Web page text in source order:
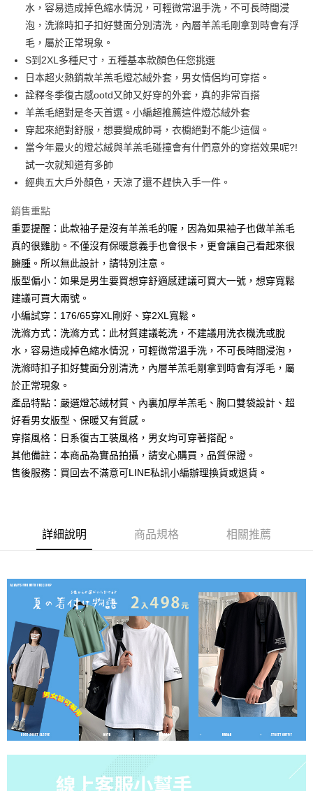
每筆NT$80，滿NT$1,000(含以上)免運費
付款後全家取貨
每筆NT$80，滿NT$1,000(含以上)免運費
7-11取貨付款
每筆NT$80，滿NT$1,000(含以上)免運費
付款後7-11取貨
每筆NT$80，滿NT$1,000(含以上)免運費
每筆NT$150，滿NT$3,000(含以上)免運費
外島郵寄
每筆NT$150
水，容易造成掉色縮水情況，可輕微常溫手洗，不可長時間浸
泡，洗滌時扣子扣好雙面分別清洗，內層羊羔毛剛拿到時會有浮
毛，屬於正常現象。
S到2XL多種尺寸，五種基本款顏色任您挑選
日本超火熱銷款羊羔毛燈芯絨外套，男女情侶均可穿搭。
詮釋冬季復古感ootd又帥又好穿的外套，真的非常百搭
羊羔毛絕對是冬天首選。小編超推薦這件燈芯絨外套
穿起來絕對舒服，想要變成帥哥，衣櫥絕對不能少這個。
當今年最火的燈芯絨與羊羔毛碰撞會有什們意外的穿搭效果呢?!
試一次就知道有多帥
經典五大戶外顏色，天涼了還不趕快入手一件。
銷售重點
重要提醒：此款袖子是沒有羊羔毛的喔，因為如果袖子也做羊羔毛
真的很雞肋。不僅沒有保暖意義手也會很卡，更會讓自己看起來很
臃腫。所以無此設計，請特別注意。
版型偏小：如果是男生要買想穿舒適感建議可買大一號，想穿寬鬆
建議可買大兩號。
小編試穿：176/65穿XL剛好、穿2XL寬鬆。
洗滌方式：洗滌方式：此材質建議乾洗，不建議用洗衣機洗或脫
水，容易造成掉色縮水情況，可輕微常溫手洗，不可長時間浸泡，
洗滌時扣子扣好雙面分別清洗，內層羊羔毛剛拿到時會有浮毛，屬
於正常現象。
產品特點：嚴選燈芯絨材質、內裏加厚羊羔毛、胸口雙袋設計、超
好看男女版型、保暖又有質感。
穿搭風格：日系復古工裝風格，男女均可穿著搭配。
其他備註：本商品為實品拍攝，請安心購買，品質保證。
售後服務：買回去不滿意可LINE私訊小編辦理換貨或退貨。
詳細說明 商品規格 相關推薦